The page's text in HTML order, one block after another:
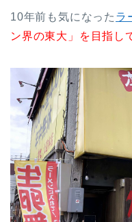
10年前も気になった ラ
ン界の東大」を目指し